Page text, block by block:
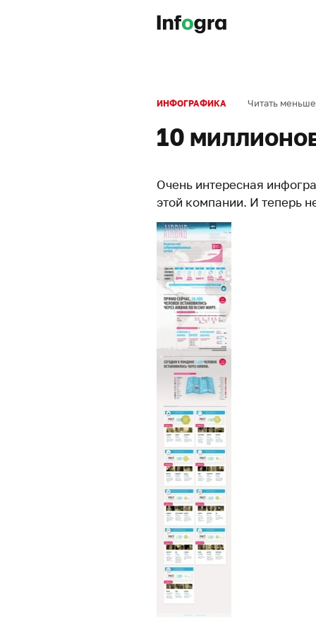
ИНФОГРАФИКА Читать
10
Очень интересная
этой компании. И теперь